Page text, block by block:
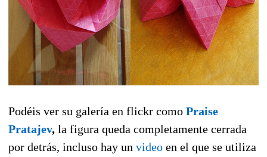
Podéis ver su galería en flickr como Praise
Pratajev, la figura queda completamente cerrada
por detrás, incluso hay un video en el que se utiliza